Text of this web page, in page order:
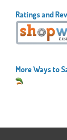
Ratings and
More Ways to